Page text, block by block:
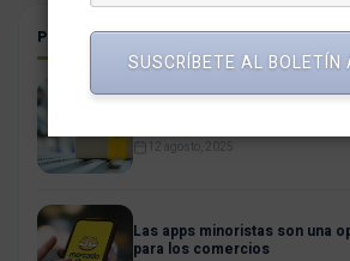
POSTS RELACIONADOS
12 agosto, 2025
Las apps minoristas son una
para los comercios
SUSCRÍBETE AL BOLETÍN